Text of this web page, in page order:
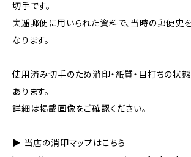
切手です。
実逓郵便に用いられた資料で、当時の郵便史
なります。
使用済み切手のため消印・紙質・目打ちの状
あります。
詳細は掲載画像をご確認ください。
▶ 当店の消印マップはこちら